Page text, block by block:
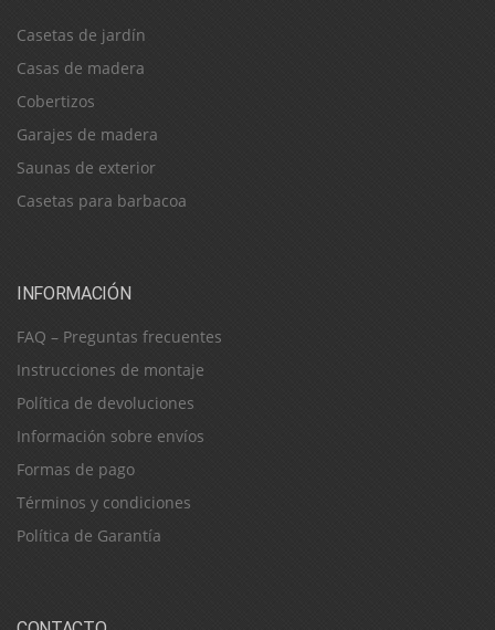
Casetas de jardín
Casas de madera
Cobertizos
Garajes de madera
Saunas de exterior
Casetas para barbacoa
INFORMACIÓN
FAQ – Preguntas frecuentes
Instrucciones de montaje
Política de devoluciones
Información sobre envíos
Formas de pago
Términos y condiciones
Política de Garantía